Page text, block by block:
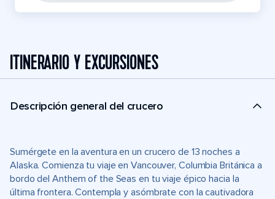
ITINERARIO Y EXCURSIONES
Descripción general del crucero
Sumérgete en la aventura en un crucero de 13 noches a
Alaska. Comienza tu viaje en Vancouver, Columbia Británica a
bordo del Anthem of the Seas en tu viaje épico hacia la
última frontera. Contempla y asómbrate con la cautivadora